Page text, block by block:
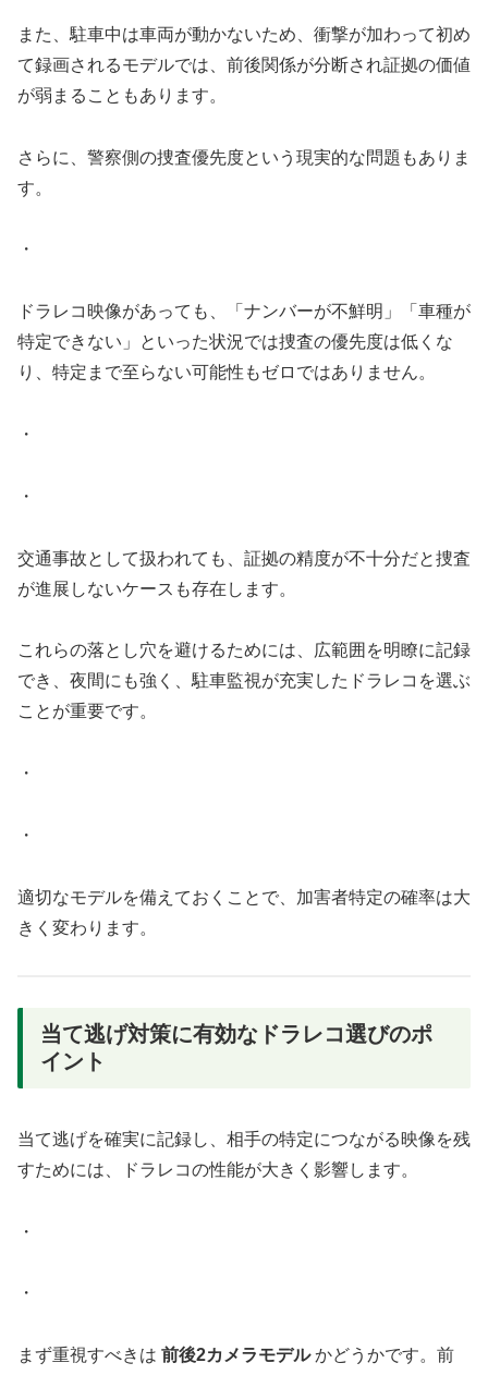
また、駐車中は車両が動かないため、衝撃が加わって初め
て録画されるモデルでは、前後関係が分断され証拠の価値
が弱まることもあります。
さらに、警察側の捜査優先度という現実的な問題もありま
す。
・
ドラレコ映像があっても、「ナンバーが不鮮明」「車種が
特定できない」といった状況では捜査の優先度は低くな
り、特定まで至らない可能性もゼロではありません。
・
・
交通事故として扱われても、証拠の精度が不十分だと捜査
が進展しないケースも存在します。
これらの落とし穴を避けるためには、広範囲を明瞭に記録
でき、夜間にも強く、駐車監視が充実したドラレコを選ぶ
ことが重要です。
・
・
適切なモデルを備えておくことで、加害者特定の確率は大
きく変わります。
当て逃げ対策に有効なドラレコ選びのポ
イント
当て逃げを確実に記録し、相手の特定につながる映像を残
すためには、ドラレコの性能が大きく影響します。
・
・
まず重視すべきは 前後2カメラモデルかどうかです。前